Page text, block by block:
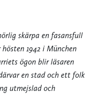
skärpa en fasansfull
1942 i München
ögon blir läsaren
en stad och ett folk
utmejslad och